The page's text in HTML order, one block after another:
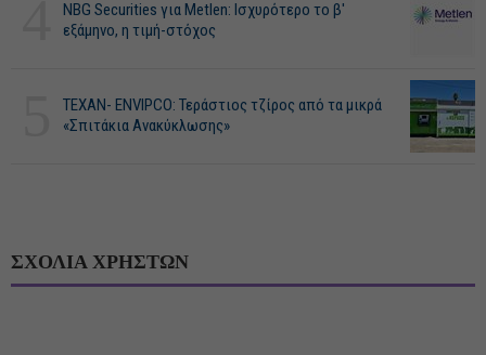
NBG Securities για Metlen: Ισχυρότερο το β'
εξάμηνο, η τιμή-στόχος
ΤΕΧΑΝ- ENVIPCO: Τεράστιος τζίρος από τα μικρά
«Σπιτάκια Ανακύκλωσης»
ΣΧΟΛΙΑ ΧΡΗΣΤΩΝ